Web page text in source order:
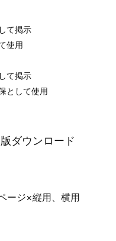
て掲示
使用
て掲示
として使用
ダウンロード
ージ×縦用、横用